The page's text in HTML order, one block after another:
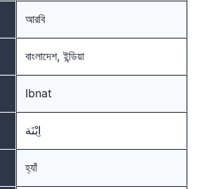
আরবি
বাংলাদেশ, ইন্ডিয়া
Ibnat
اِبْنَة
হ্যাঁ